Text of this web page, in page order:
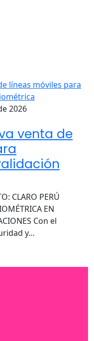
2026
venta de
CLARO PERÚ
EN
Con el
y…